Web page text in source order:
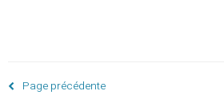
Page précédente